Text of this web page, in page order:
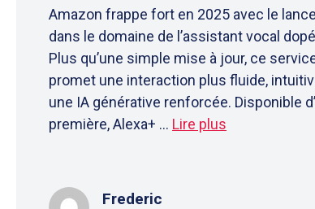
Amazon frappe fort en 2025 avec le
dans le domaine de l’assistant vocal
Plus qu’une simple mise à jour, ce
promet une interaction plus fluide,
une IA générative renforcée. Disponible
première, Alexa+ ... Lire plus
Frederic